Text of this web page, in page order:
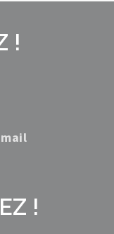
!
!